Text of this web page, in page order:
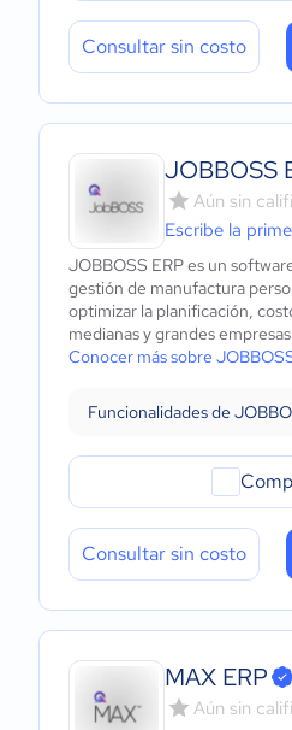
Consultar sin costo
JOBBOSS
Aún sin
Escribe la
JOBBOSS ERP es un
gestión de manufactura
optimizar la planificación,
medianas y grandes
Conocer más sobre
Funcionalidades de
Consultar sin costo
MAX ERP
Aún sin